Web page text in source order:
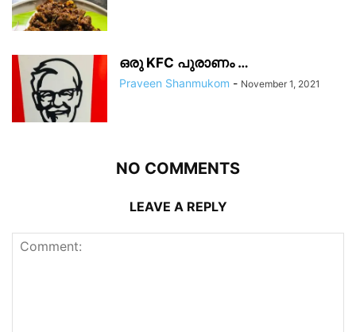
ഒരു KFC പുരാണം …
Praveen Shanmukom - November 1, 2021
NO COMMENTS
LEAVE A REPLY